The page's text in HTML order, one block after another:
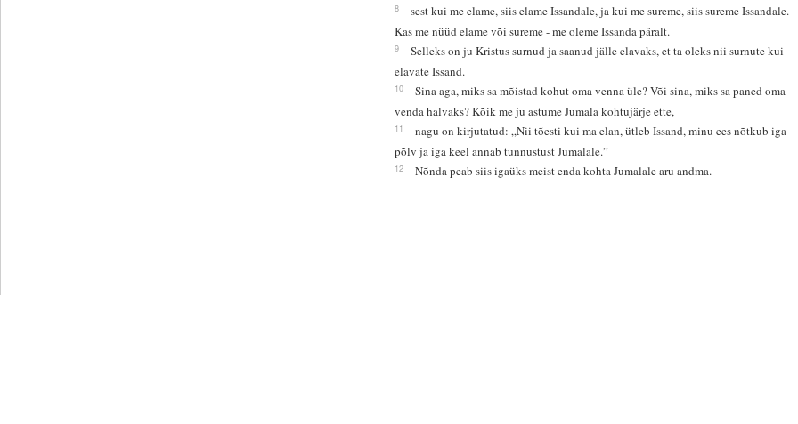
8
sest kui me elame, siis elame Issandale, ja kui me sureme, siis sureme Issandale.
Kas me nüüd elame või sureme - me oleme Issanda päralt.
9
Selleks on ju Kristus surnud ja saanud jälle elavaks, et ta oleks nii surnute kui
elavate Issand.
10
Sina aga, miks sa mõistad kohut oma venna üle? Või sina, miks sa paned oma
venda halvaks? Kõik me ju astume Jumala kohtujärje ette,
11
nagu on kirjutatud: „Nii tõesti kui ma elan, ütleb Issand, minu ees nõtkub iga
põlv ja iga keel annab tunnustust Jumalale.”
12 Nõnda peab siis igaüks meist enda kohta Jumalale aru andma.